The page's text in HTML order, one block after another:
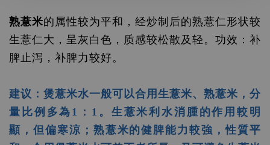
熟薏米的属性较为平和，经炒制后的熟薏仁形状较
生薏仁大，呈灰白色，质感较松散及轻。功效：补
脾止泻，补脾力较好。
建议：煲薏米水一般可以合用生薏米、熟薏米，分
量比例多為1：1。生薏米利水消腫的作用較明
顯，但偏寒涼；熟薏米的健脾能力較強，性質平